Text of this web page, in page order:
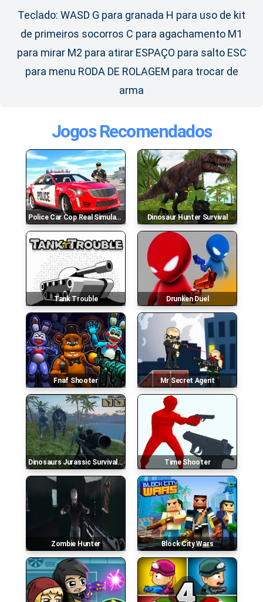
Teclado: WASD G para granada H para uso de kit
de primeiros socorros C para agachamento M1
para mirar M2 para atirar ESPAÇO para salto ESC
para menu RODA DE ROLAGEM para trocar de
arma
Jogos Recomendados
Police Car Cop Real Simulator Dinosaur Hunter Survival
Tank Trouble Drunken Duel
Fnaf Shooter Mr Secret Agent
Dinosaurs Jurassic Survival World Time Shooter
Zombie Hunter Block City Wars